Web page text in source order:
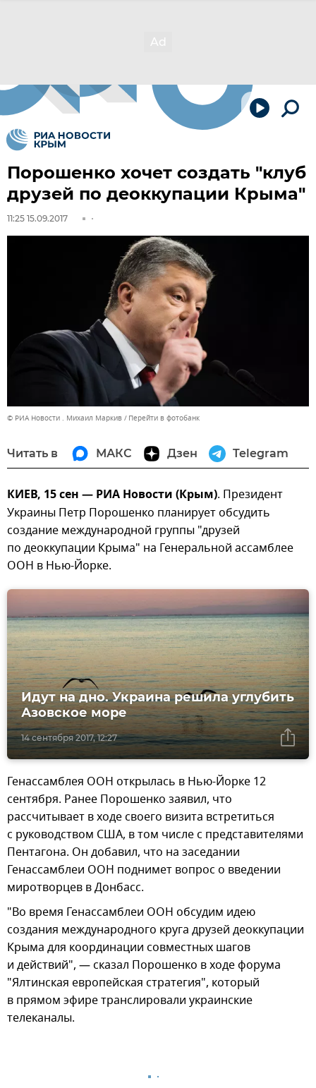
Порошенко хочет создать "клуб
друзей по деоккупации Крыма"
11:25 15.09.2017
© РИА Новости . Михаил Маркив Перейти в фотобанк
Читать в МАКС Дзен Telegram
КИЕВ, 15 сен — РИА Новости (Крым). Президент
Украины Петр Порошенко планирует обсудить
создание международной группы "друзей
по деоккупации Крыма" на Генеральной ассамблее
ООН в Нью-Йорке.
14 сентября 2017, 12:27
Идут на дно. Украина решила углубить
Азовское море
Генассамблея ООН открылась в Нью-Йорке 12
сентября. Ранее Порошенко заявил, что
рассчитывает в ходе своего визита встретиться
с руководством США, в том числе с представителями
Пентагона. Он добавил, что на заседании
Генассамблеи ООН поднимет вопрос о введении
миротворцев в Донбасс.
"Во время Генассамблеи ООН обсудим идею
создания международного круга друзей деоккупации
Крыма для координации совместных шагов
и действий", — сказал Порошенко в ходе форума
"Ялтинская европейская стратегия", который
в прямом эфире транслировали украинские
телеканалы.